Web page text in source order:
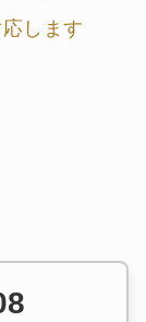
します